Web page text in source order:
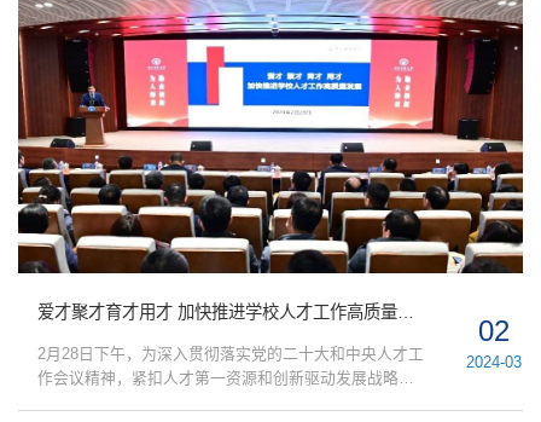
下相结合的方式进行。共有来自麻省理工学院、柏林工
业大学、伦敦大学、南洋理工大学、北京大学、清华大
学、复旦大学、...
2月28日下午，为深入贯彻落实党的二十大和中央人才工
作会议精神，紧扣人才第一资源和创新驱动发展战略，
02
2024-03